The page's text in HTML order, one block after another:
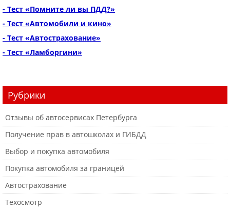
- Тест «Помните ли вы ПДД?»
- Тест «Автомобили и кино»
- Тест «Автострахование»
- Тест «Ламборгини»
Рубрики
Отзывы об автосервисах Петербурга
Получение прав в автошколах и ГИБДД
Выбор и покупка автомобиля
Покупка автомобиля за границей
Автострахование
Техосмотр